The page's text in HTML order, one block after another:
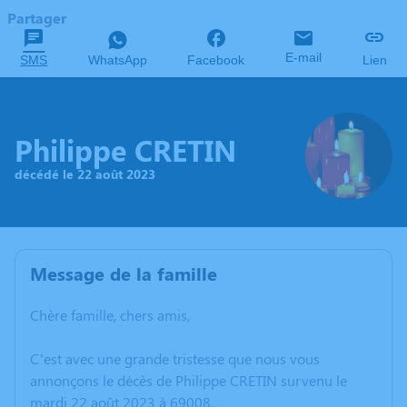
Partager
SMS WhatsApp Facebook E-mail Lien
Philippe CRETIN
décédé le 22 août 2023
Message de la famille
Chère famille, chers amis,
C’est avec une grande tristesse que nous vous
annonçons le décès de Philippe CRETIN survenu le
mardi 22 août 2023 à 69008.